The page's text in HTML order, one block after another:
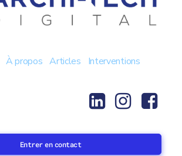
À propos Articles Interventions
Entrer en contact